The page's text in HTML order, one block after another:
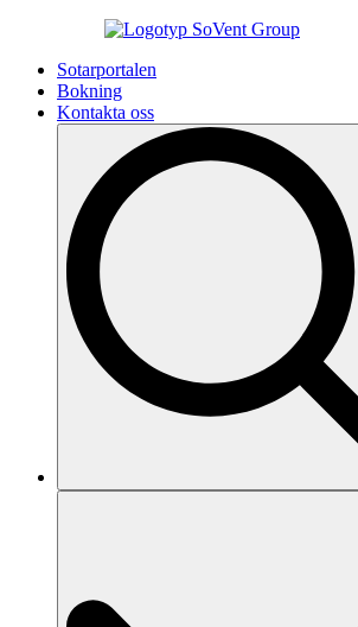
Sotarportalen
Bokning
Kontakta oss
Search